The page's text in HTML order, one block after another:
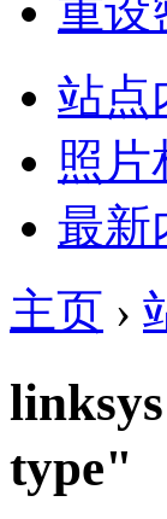
重设
站点
照片
最新
主页 ›
type"